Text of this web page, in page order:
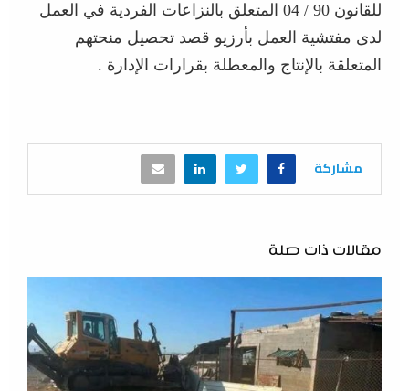
للقانون 90 / 04 المتعلق بالنزاعات الفردية في العمل
لدى مفتشية العمل بأرزيو قصد تحصيل منحتهم
المتعلقة بالإنتاج والمعطلة بقرارات الإدارة .
مشاركة
مقالات ذات صلة